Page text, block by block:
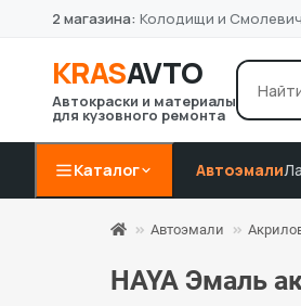
2 магазина: Колодищи и
KRASAVTO
Автокраски и материалы
для кузовного ремонта Например:
Каталог Автоэмали
Автоэмали
HAYA Эмаль